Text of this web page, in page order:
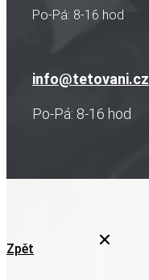
Po-Pá: 8-16 hod
info@tetovani.cz
Po-Pá: 8-16 hod
Zpět